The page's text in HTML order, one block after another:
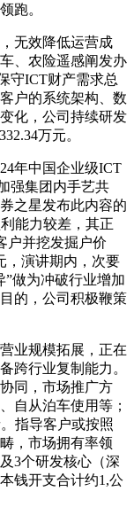
跑。
无效降低运营成
、农险遥感阐发办
守ICT财产需求总
户的系统架构、数
化，公司持续研发
万元。
年中国企业级ICT
强集团内手艺共
之星发布此内容的
能力较差，其正
户并挖发掘户价
，演讲期内，次要
做为冲破行业增加
的，公司积极鞭策
业规模拓展，正在
跨行业复制能力。
同，市场推广方
自从泊车使用等；
指导客户或按照
，市场拥有率领
3个研发核心（深
钱开支合计约1,公